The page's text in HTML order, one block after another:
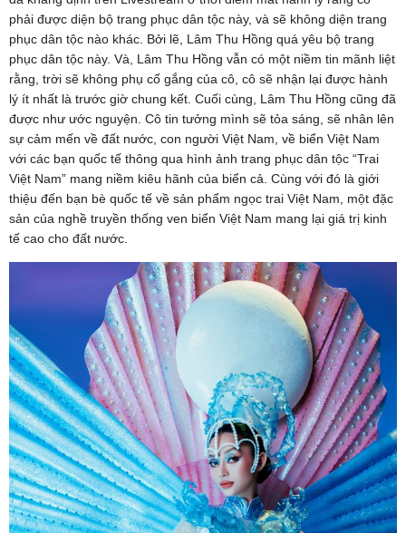
phải được diện bộ trang phục dân tộc này, và sẽ không diện trang
phục dân tộc nào khác. Bởi lẽ, Lâm Thu Hồng quá yêu bộ trang
phục dân tộc này. Và, Lâm Thu Hồng vẫn có một niềm tin mãnh liệt
rằng, trời sẽ không phụ cố gắng của cô, cô sẽ nhận lại được hành
lý ít nhất là trước giờ chung kết. Cuối cùng, Lâm Thu Hồng cũng đã
được như ước nguyện. Cô tin tưởng mình sẽ tỏa sáng, sẽ nhân lên
sự cảm mến về đất nước, con người Việt Nam, về biển Việt Nam
với các bạn quốc tế thông qua hình ảnh trang phục dân tộc “Trai
Việt Nam” mang niềm kiêu hãnh của biển cả. Cùng với đó là giới
thiệu đến bạn bè quốc tế về sản phẩm ngọc trai Việt Nam, một đặc
sản của nghề truyền thống ven biển Việt Nam mang lại giá trị kinh
tế cao cho đất nước.